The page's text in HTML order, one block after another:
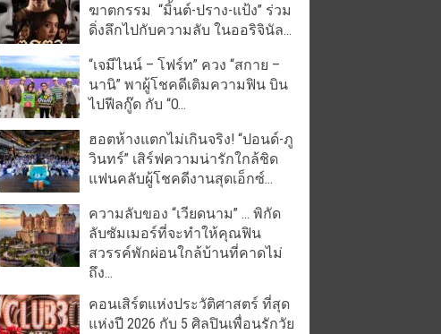
ฆาตกรรม “มิ้นต์-ปราง-แป้ง” ร่วม
ดิ่งลึกไปกับความลับ ในออริจินัล...
“เจมีไนน์ – โฟร์ท” ควง “สกาย –
นานิ” พาผู้โชคดีเติมความฟิน บิน
ไปฟีลกู๊ด กับ “O...
ฮอตห้างแตกไม่เกินจริง! “ปอนด์-ภู
วินทร์” เสิร์ฟความน่ารักใกล้ชิด
แฟนคลับผู้โชคดีงานสุดเอ็กซ์...
ความลับของ “เวียดนาม” … พิกัด
ลับซัมเมอร์ที่จะทำให้คุณฟิน
สวรรค์พักผ่อนใกล้บ้านที่คาดไม่
ถึง...
คอนเสิร์ตแห่งประวัติศาสตร์ ที่สุด
แห่งปี 2026 กับ 5 ศิลปินเพื่อนรักวัย